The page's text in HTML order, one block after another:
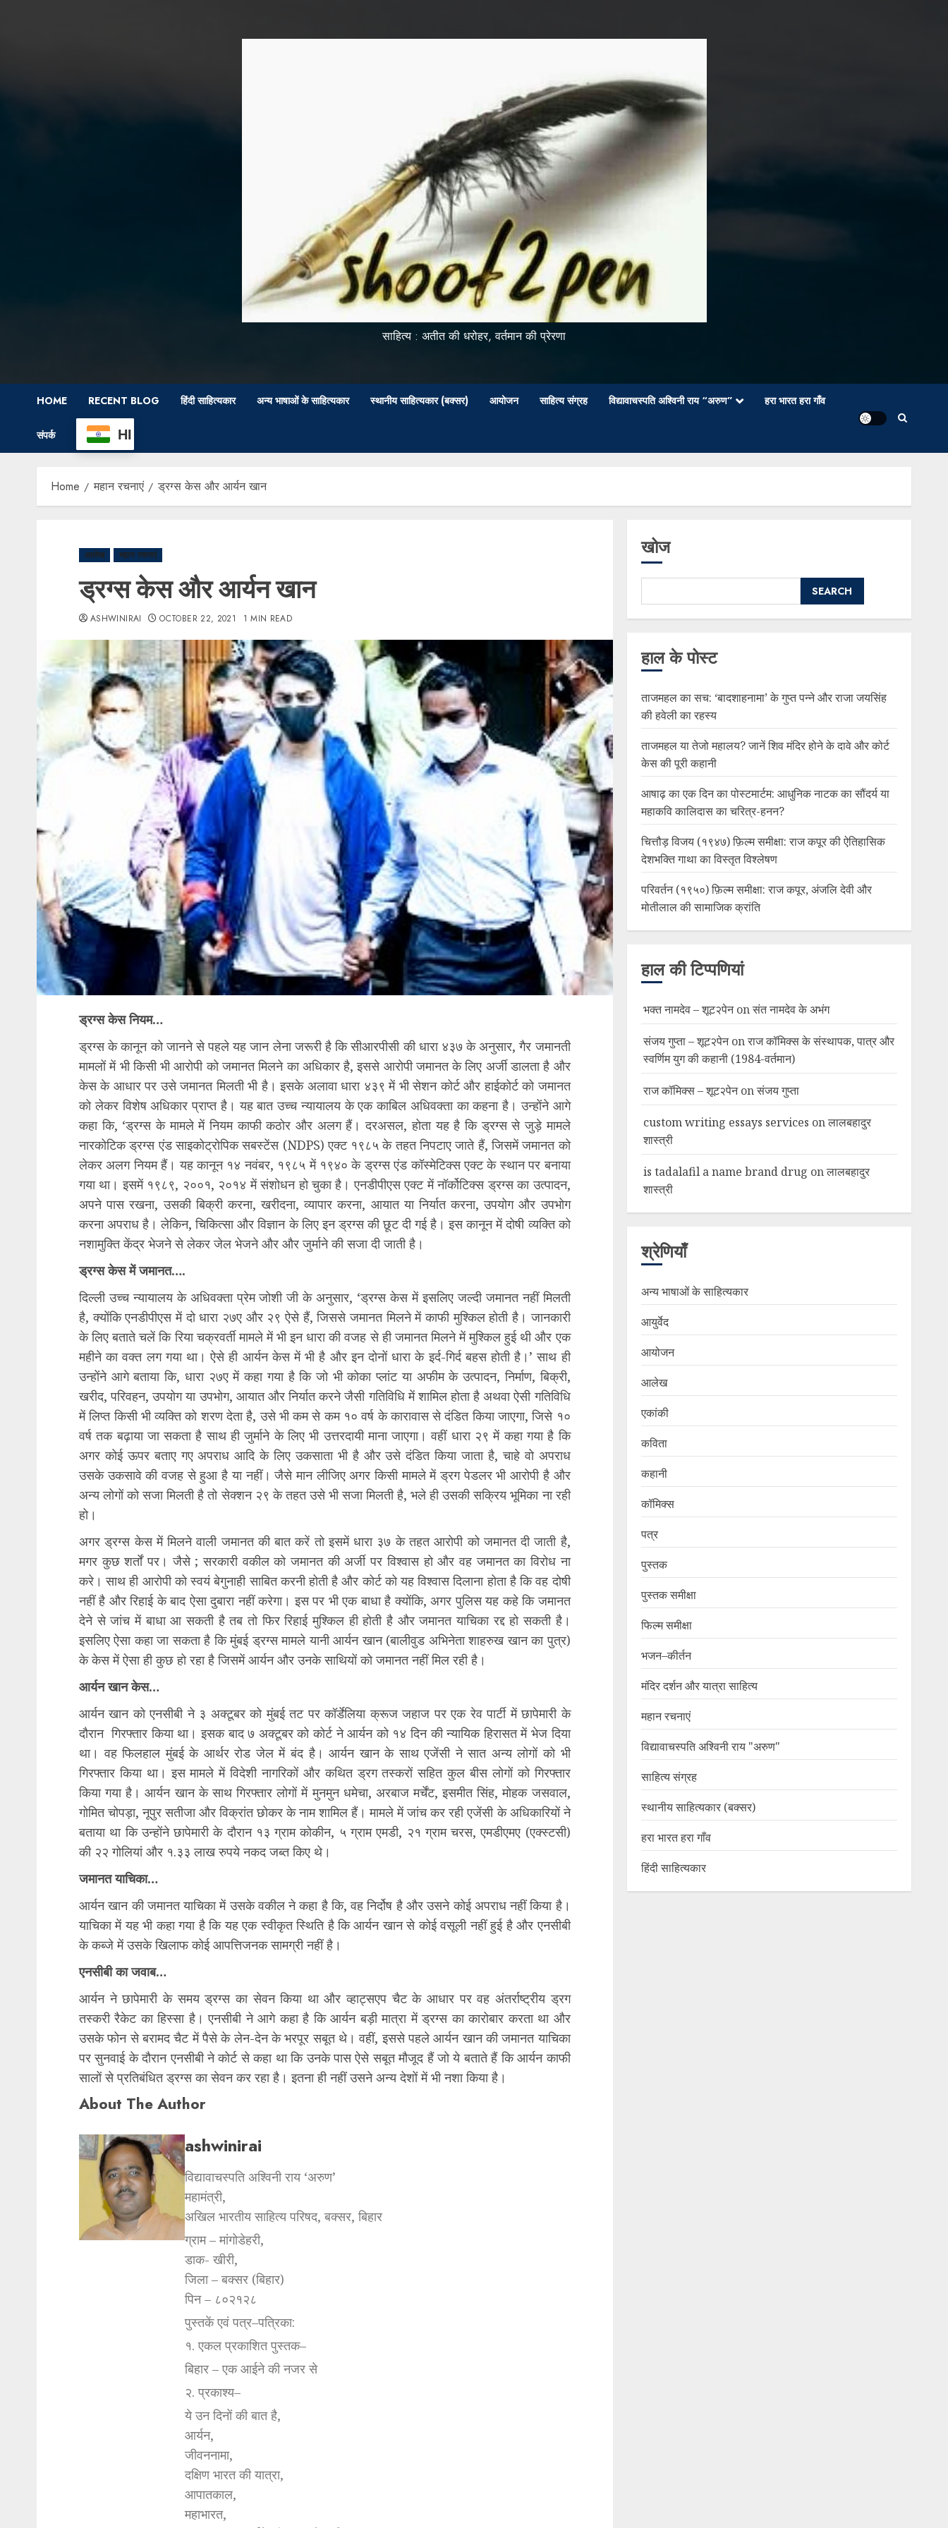
साहित्य : अतीत की धरोहर, वर्तमान की प्रेरणा
HOME RECENT BLOG हिंदी साहित्यकार अन्य भाषाओं के साहित्यकार स्थानीय साहित्यकार (बक्सर) आयोजन साहित्य संग्रह विद्यावाचस्पति अश्विनी राय “अरुण” हरा भारत हरा गाँव
संपर्क HI
Home महान रचनाएं ड्रग्स केस और आर्यन खान
आलेख महान रचनाएं
ड्रग्स केस और आर्यन खान
ASHWINIRAI OCTOBER 22, 2021 1 MIN READ
ड्रग्स केस नियम…
ड्रग्स के कानून को जानने से पहले यह जान लेना जरूरी है कि सीआरपीसी की धारा ४३७ के अनुसार, गैर जमानती
मामलों में भी किसी भी आरोपी को जमानत मिलने का अधिकार है, इससे आरोपी जमानत के लिए अर्जी डालता है और
केस के आधार पर उसे जमानत मिलती भी है। इसके अलावा धारा ४३९ में भी सेशन कोर्ट और हाईकोर्ट को जमानत
को लेकर विशेष अधिकार प्राप्त है। यह बात उच्च न्यायालय के एक काबिल अधिवक्ता का कहना है। उन्होंने आगे
कहा कि, ‘ड्रग्स के मामले में नियम काफी कठोर और अलग हैं। दरअसल, होता यह है कि ड्रग्स से जुड़े मामले
नारकोटिक ड्रग्स एंड साइकोट्रोपिक सबस्टेंस (NDPS) एक्ट १९८५ के तहत निपटाए जाते हैं, जिसमें जमानत को
लेकर अलग नियम हैं। यह कानून १४ नवंबर, १९८५ में १९४० के ड्रग्स एंड कॉस्मेटिक्स एक्ट के स्थान पर बनाया
गया था। इसमें १९८९, २००१, २०१४ में संशोधन हो चुका है। एनडीपीएस एक्ट में नॉर्कोटिक्स ड्रग्स का उत्पादन,
अपने पास रखना, उसकी बिक्री करना, खरीदना, व्यापार करना, आयात या निर्यात करना, उपयोग और उपभोग
करना अपराध है। लेकिन, चिकित्सा और विज्ञान के लिए इन ड्रग्स की छूट दी गई है। इस कानून में दोषी व्यक्ति को
नशामुक्ति केंद्र भेजने से लेकर जेल भेजने और और जुर्माने की सजा दी जाती है।
ड्रग्स केस में जमानत….
दिल्ली उच्च न्यायालय के अधिवक्ता प्रेम जोशी जी के अनुसार, ‘ड्रग्स केस में इसलिए जल्दी जमानत नहीं मिलती
है, क्योंकि एनडीपीएस में दो धारा २७ए और २९ ऐसे हैं, जिससे जमानत मिलने में काफी मुश्किल होती है। जानकारी
के लिए बताते चलें कि रिया चक्रवर्ती मामले में भी इन धारा की वजह से ही जमानत मिलने में मुश्किल हुई थी और एक
महीने का वक्त लग गया था। ऐसे ही आर्यन केस में भी है और इन दोनों धारा के इर्द-गिर्द बहस होती है।’ साथ ही
उन्होंने आगे बताया कि, धारा २७ए में कहा गया है कि जो भी कोका प्लांट या अफीम के उत्पादन, निर्माण, बिक्री,
खरीद, परिवहन, उपयोग या उपभोग, आयात और निर्यात करने जैसी गतिविधि में शामिल होता है अथवा ऐसी गतिविधि
में लिप्त किसी भी व्यक्ति को शरण देता है, उसे भी कम से कम १० वर्ष के कारावास से दंडित किया जाएगा, जिसे १०
वर्ष तक बढ़ाया जा सकता है साथ ही जुर्माने के लिए भी उत्तरदायी माना जाएगा। वहीं धारा २९ में कहा गया है कि
अगर कोई ऊपर बताए गए अपराध आदि के लिए उकसाता भी है और उसे दंडित किया जाता है, चाहे वो अपराध
उसके उकसावे की वजह से हुआ है या नहीं। जैसे मान लीजिए अगर किसी मामले में ड्रग पेडलर भी आरोपी है और
अन्य लोगों को सजा मिलती है तो सेक्शन २९ के तहत उसे भी सजा मिलती है, भले ही उसकी सक्रिय भूमिका ना रही
हो।
अगर ड्रग्स केस में मिलने वाली जमानत की बात करें तो इसमें धारा ३७ के तहत आरोपी को जमानत दी जाती है,
मगर कुछ शर्तों पर। जैसे ; सरकारी वकील को जमानत की अर्जी पर विश्वास हो और वह जमानत का विरोध ना
करे। साथ ही आरोपी को स्वयं बेगुनाही साबित करनी होती है और कोर्ट को यह विश्वास दिलाना होता है कि वह दोषी
नहीं है और रिहाई के बाद ऐसा दुबारा नहीं करेगा। इस पर भी एक बाधा है क्योंकि, अगर पुलिस यह कहे कि जमानत
देने से जांच में बाधा आ सकती है तब तो फिर रिहाई मुश्किल ही होती है और जमानत याचिका रद्द हो सकती है।
इसलिए ऐसा कहा जा सकता है कि मुंबई ड्रग्स मामले यानी आर्यन खान (बालीवुड अभिनेता शाहरुख खान का पुत्र)
के केस में ऐसा ही कुछ हो रहा है जिसमें आर्यन और उनके साथियों को जमानत नहीं मिल रही है।
आर्यन खान केस…
आर्यन खान को एनसीबी ने ३ अक्टूबर को मुंबई तट पर कॉर्डेलिया क्रूज जहाज पर एक रेव पार्टी में छापेमारी के
दौरान गिरफ्तार किया था। इसक बाद ७ अक्टूबर को कोर्ट ने आर्यन को १४ दिन की न्यायिक हिरासत में भेज दिया
था। वह फिलहाल मुंबई के आर्थर रोड जेल में बंद है। आर्यन खान के साथ एजेंसी ने सात अन्य लोगों को भी
गिरफ्तार किया था। इस मामले में विदेशी नागरिकों और कथित ड्रग तस्करों सहित कुल बीस लोगों को गिरफ्तार
किया गया है। आर्यन खान के साथ गिरफ्तार लोगों में मुनमुन धमेचा, अरबाज मर्चेंट, इसमीत सिंह, मोहक जसवाल,
गोमित चोपड़ा, नूपुर सतीजा और विक्रांत छोकर के नाम शामिल हैं। मामले में जांच कर रही एजेंसी के अधिकारियों ने
बताया था कि उन्होंने छापेमारी के दौरान १३ ग्राम कोकीन, ५ ग्राम एमडी, २१ ग्राम चरस, एमडीएमए (एक्स्टसी)
की २२ गोलियां और १.३३ लाख रुपये नकद जब्त किए थे।
जमानत याचिका…
आर्यन खान की जमानत याचिका में उसके वकील ने कहा है कि, वह निर्दोष है और उसने कोई अपराध नहीं किया है।
याचिका में यह भी कहा गया है कि यह एक स्वीकृत स्थिति है कि आर्यन खान से कोई वसूली नहीं हुई है और एनसीबी
के कब्जे में उसके खिलाफ कोई आपत्तिजनक सामग्री नहीं है।
एनसीबी का जवाब…
आर्यन ने छापेमारी के समय ड्रग्स का सेवन किया था और व्हाट्सएप चैट के आधार पर वह अंतर्राष्ट्रीय ड्रग
तस्करी रैकेट का हिस्सा है। एनसीबी ने आगे कहा है कि आर्यन बड़ी मात्रा में ड्रग्स का कारोबार करता था और
उसके फोन से बरामद चैट में पैसे के लेन-देन के भरपूर सबूत थे। वहीं, इससे पहले आर्यन खान की जमानत याचिका
पर सुनवाई के दौरान एनसीबी ने कोर्ट से कहा था कि उनके पास ऐसे सबूत मौजूद हैं जो ये बताते हैं कि आर्यन काफी
सालों से प्रतिबंधित ड्रग्स का सेवन कर रहा है। इतना ही नहीं उसने अन्य देशों में भी नशा किया है।
About The Author
ashwinirai
विद्यावाचस्पति अश्विनी राय ‘अरुण’
महामंत्री,
अखिल भारतीय साहित्य परिषद, बक्सर, बिहार
ग्राम – मांगोडेहरी,
डाक- खीरी,
जिला – बक्सर (बिहार)
पिन – ८०२१२८
पुस्तकें एवं पत्र–पत्रिका:
१. एकल प्रकाशित पुस्तक–
बिहार – एक आईने की नजर से
२. प्रकाश्य–
ये उन दिनों की बात है,
आर्यन,
जीवननामा,
दक्षिण भारत की यात्रा,
आपातकाल,
महाभारत,
खोज
SEARCH
हाल के पोस्ट
ताजमहल का सच: ‘बादशाहनामा’ के गुप्त पन्ने और राजा जयसिंह
की हवेली का रहस्य
ताजमहल या तेजो महालय? जानें शिव मंदिर होने के दावे और कोर्ट
केस की पूरी कहानी
आषाढ़ का एक दिन का पोस्टमार्टम: आधुनिक नाटक का सौंदर्य या
महाकवि कालिदास का चरित्र-हनन?
चित्तौड़ विजय (१९४७) फ़िल्म समीक्षा: राज कपूर की ऐतिहासिक
देशभक्ति गाथा का विस्तृत विश्लेषण
परिवर्तन (१९५०) फ़िल्म समीक्षा: राज कपूर, अंजलि देवी और
मोतीलाल की सामाजिक क्रांति
हाल की टिप्पणियां
भक्त नामदेव – शूट२पेनonसंत नामदेव के अभंग
संजय गुप्ता – शूट२पेनonराज कॉमिक्स के संस्थापक, पात्र और
स्वर्णिम युग की कहानी (1984-वर्तमान)
राज कॉमिक्स – शूट२पेनonसंजय गुप्ता
custom writing essays services onलालबहादुर
शास्त्री
is tadalafil a name brand drug onलालबहादुर
शास्त्री
श्रेणियाँ
अन्य भाषाओं के साहित्यकार
आयुर्वेद
आयोजन
आलेख
एकांकी
कविता
कहानी
कॉमिक्स
पत्र
पुस्तक
पुस्तक समीक्षा
फिल्म समीक्षा
भजन–कीर्तन
मंदिर दर्शन और यात्रा साहित्य
महान रचनाएं
विद्यावाचस्पति अश्विनी राय "अरुण"
साहित्य संग्रह
स्थानीय साहित्यकार (बक्सर)
हरा भारत हरा गाँव
हिंदी साहित्यकार